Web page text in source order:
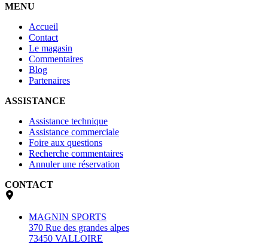
MENU
Accueil
Contact
Le magasin
Commentaires
Blog
Partenaires
ASSISTANCE
Assistance technique
Assistance commerciale
Foire aux questions
Recherche commentaires
Annuler une réservation
CONTACT
MAGNIN SPORTS
370 Rue des grandes alpes
73450 VALLOIRE